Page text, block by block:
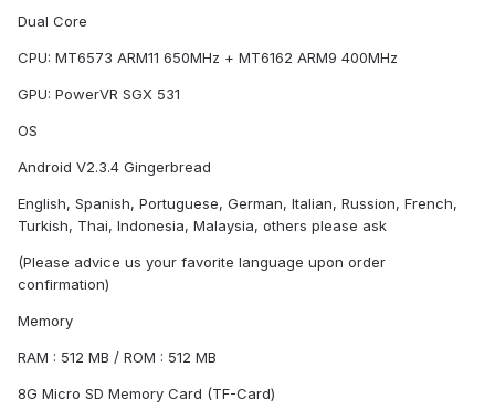
Dual Core
CPU: MT6573 ARM11 650MHz + MT6162 ARM9 400MHz
GPU: PowerVR SGX 531
OS
Android V2.3.4 Gingerbread
English, Spanish, Portuguese, German, Italian, Russion, French,
Turkish, Thai, Indonesia, Malaysia, others please ask
(Please advice us your favorite language upon order
confirmation)
Memory
RAM : 512 MB / ROM : 512 MB
8G Micro SD Memory Card (TF-Card)